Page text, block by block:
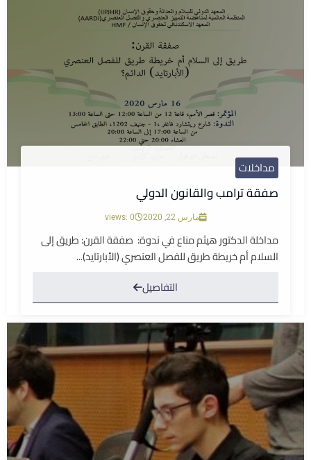
مداخلات
صفقة ترامب والقانون الدولي
مارس 22, 2020 views: 0
مداخلة الدكتور هيثم مناع في ندوة: صفقة القرن: طريق إلى
السلام أم خريطة طريق للفصل العنصري (الأبارتايد)...
التفاصيل